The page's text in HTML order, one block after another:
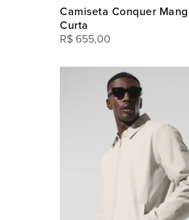
Camiseta Conquer
Curta
R$ 655,00